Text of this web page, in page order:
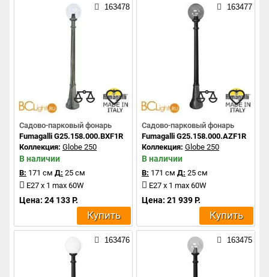
163478
Садово-парковый фонарь
Fumagalli G25.158.000.BXF1R
Коллекция: Globe 250
В наличии
В: 171 см Д: 25 см
E27 x 1 max 60W
Цена: 24 133 Р.
Купить
163477
Садово-парковый фонарь
Fumagalli G25.158.000.AZF1R
Коллекция: Globe 250
В наличии
В: 171 см Д: 25 см
E27 x 1 max 60W
Цена: 21 939 Р.
Купить
163476 163475